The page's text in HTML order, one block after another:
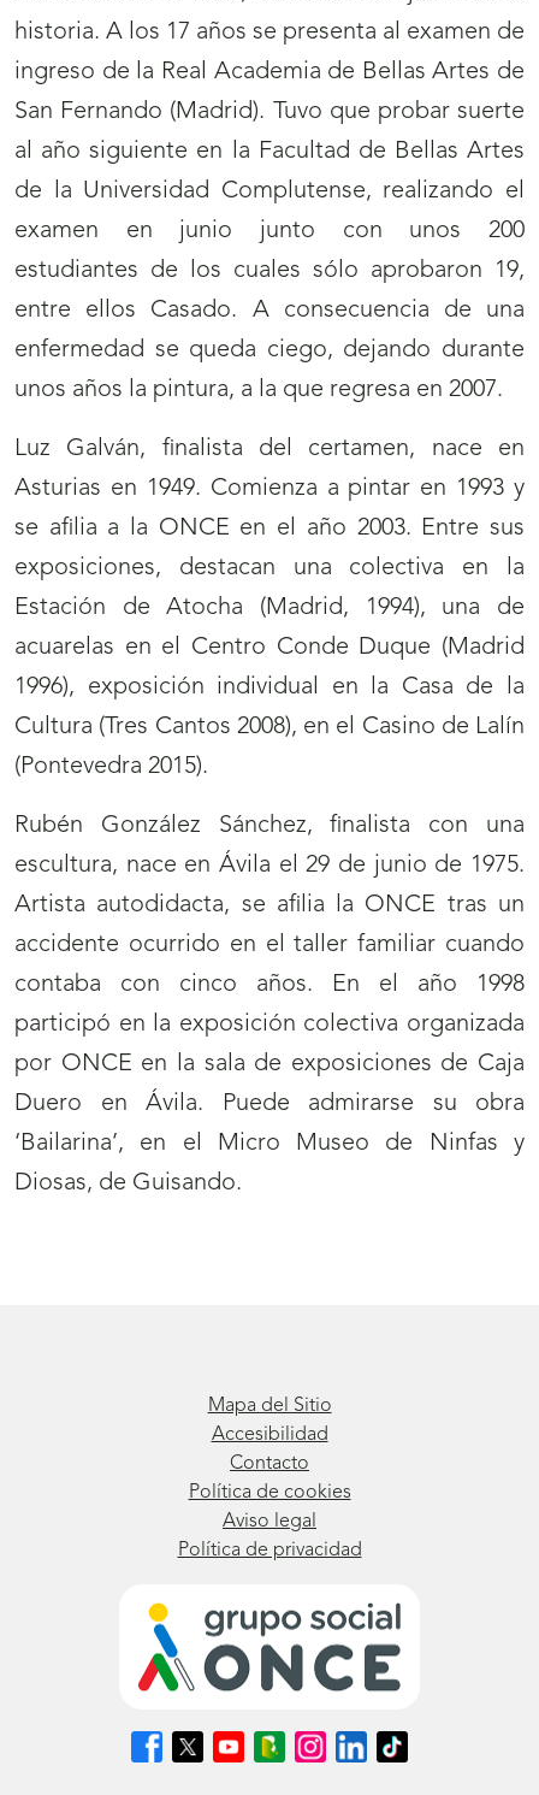
historia. A los 17 años se presenta al examen de
ingreso de la Real Academia de Bellas Artes de
San Fernando (Madrid). Tuvo que probar suerte
al año siguiente en la Facultad de Bellas Artes
de la Universidad Complutense, realizando el
examen en junio junto con unos 200
estudiantes de los cuales sólo aprobaron 19,
entre ellos Casado. A consecuencia de una
enfermedad se queda ciego, dejando durante
unos años la pintura, a la que regresa en 2007.
Luz Galván, finalista del certamen, nace en
Asturias en 1949. Comienza a pintar en 1993 y
se afilia a la ONCE en el año 2003. Entre sus
exposiciones, destacan una colectiva en la
Estación de Atocha (Madrid, 1994), una de
acuarelas en el Centro Conde Duque (Madrid
1996), exposición individual en la Casa de la
Cultura (Tres Cantos 2008), en el Casino de Lalín
(Pontevedra 2015).
Rubén González Sánchez, finalista con una
escultura, nace en Ávila el 29 de junio de 1975.
Artista autodidacta, se afilia la ONCE tras un
accidente ocurrido en el taller familiar cuando
contaba con cinco años. En el año 1998
participó en la exposición colectiva organizada
por ONCE en la sala de exposiciones de Caja
Duero en Ávila. Puede admirarse su obra
‘Bailarina’, en el Micro Museo de Ninfas y
Diosas, de Guisando.
Mapa del Sitio
Accesibilidad
Contacto
Política de cookies
Aviso legal
Política de privacidad
Síguenos
en
Síguenos
en
Síguenos
en
Síguenos
en
Síguenos
en
Síguenos
en
Síguenos
en